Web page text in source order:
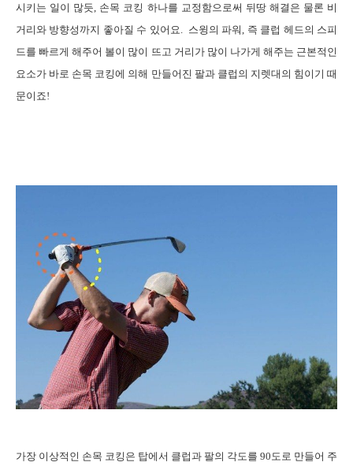
시키는 일이 많듯, 손목 코킹 하나를 교정함으로써 뒤땅 해결은 물론 비
거리와 방향성까지 좋아질 수 있어요. 스윙의 파워, 즉 클럽 헤드의 스피
드를 빠르게 해주어 볼이 많이 뜨고 거리가 많이 나가게 해주는 근본적인
요소가 바로 손목 코킹에 의해 만들어진 팔과 클럽의 지렛대의 힘이기 때
문이죠!
가장 이상적인 손목 코킹은 탑에서 클럽과 팔의 각도를 90도로 만들어 주